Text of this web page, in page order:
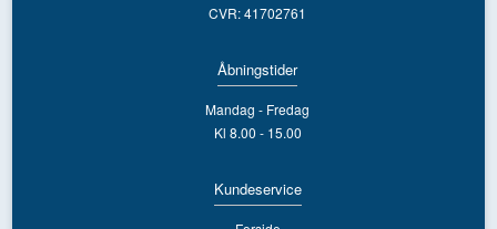
CVR: 41702761
Åbningstider
Mandag - Fredag
Kl 8.00 - 15.00
Kundeservice